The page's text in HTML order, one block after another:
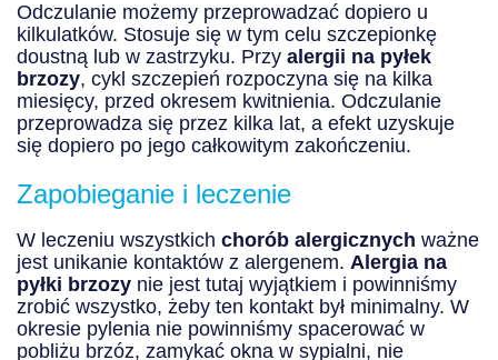
Odczulanie możemy przeprowadzać dopiero u
kilkulatków. Stosuje się w tym celu szczepionkę
doustną lub w zastrzyku. Przy alergii na pyłek
brzozy, cykl szczepień rozpoczyna się na kilka
miesięcy, przed okresem kwitnienia. Odczulanie
przeprowadza się przez kilka lat, a efekt uzyskuje
się dopiero po jego całkowitym zakończeniu.
Zapobieganie i leczenie
W leczeniu wszystkich chorób alergicznych ważne
jest unikanie kontaktów z alergenem. Alergia na
pyłki brzozy nie jest tutaj wyjątkiem i powinniśmy
zrobić wszystko, żeby ten kontakt był minimalny. W
okresie pylenia nie powinniśmy spacerować w
pobliżu brzóz, zamykać okna w sypialni, nie